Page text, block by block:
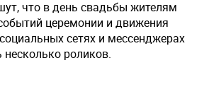
что в день свадьбы жителям
церемонии и движения
сетях и мессенджерах
несколько роликов.